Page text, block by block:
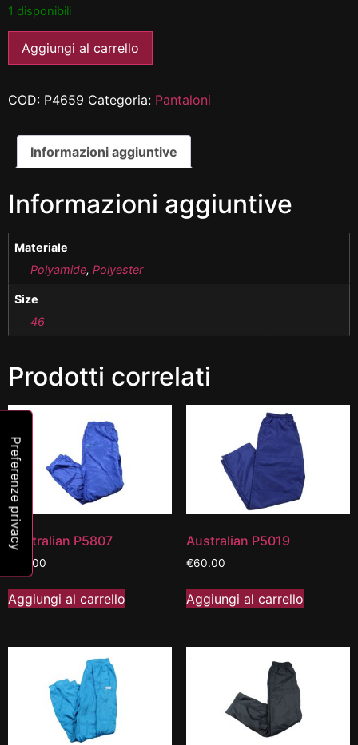
1 disponibili
Aggiungi al carrello
COD: P4659 Categoria: Pantaloni
Informazioni aggiuntive
Informazioni aggiuntive
Materiale
Polyamide,Polyester
Size
46
Prodotti correlati
Australian P5807
80.00
Aggiungi al carrello
Australian P5019
€60.00
Aggiungi al carrello